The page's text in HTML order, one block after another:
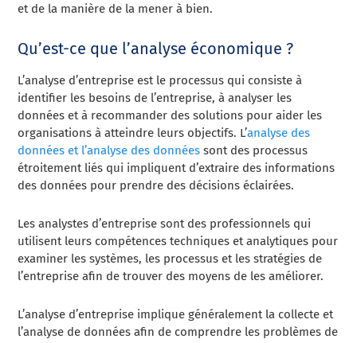
et de la manière de la mener à bien.
Qu’est-ce que l’analyse économique ?
L’analyse d’entreprise est le processus qui consiste à
identifier les besoins de l’entreprise, à analyser les
données et à recommander des solutions pour aider les
organisations à atteindre leurs objectifs. L’analyse des
données et l’analyse des données sont des processus
étroitement liés qui impliquent d’extraire des informations
des données pour prendre des décisions éclairées.
Les analystes d’entreprise sont des professionnels qui
utilisent leurs compétences techniques et analytiques pour
examiner les systèmes, les processus et les stratégies de
l’entreprise afin de trouver des moyens de les améliorer.
L’analyse d’entreprise implique généralement la collecte et
l’analyse de données afin de comprendre les problèmes de